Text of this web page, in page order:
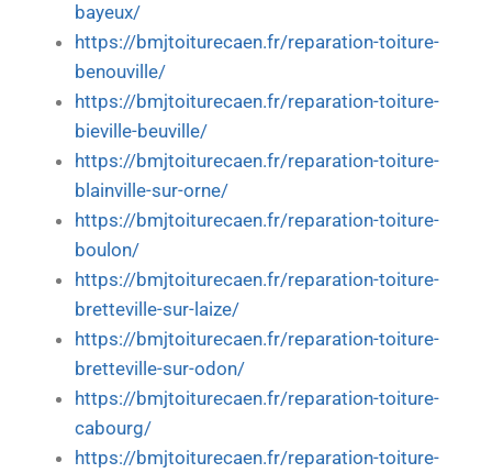
bayeux/
https://bmjtoiturecaen.fr/reparation-toiture-
benouville/
https://bmjtoiturecaen.fr/reparation-toiture-
bieville-beuville/
https://bmjtoiturecaen.fr/reparation-toiture-
blainville-sur-orne/
https://bmjtoiturecaen.fr/reparation-toiture-
boulon/
https://bmjtoiturecaen.fr/reparation-toiture-
bretteville-sur-laize/
https://bmjtoiturecaen.fr/reparation-toiture-
bretteville-sur-odon/
https://bmjtoiturecaen.fr/reparation-toiture-
cabourg/
https://bmjtoiturecaen.fr/reparation-toiture-